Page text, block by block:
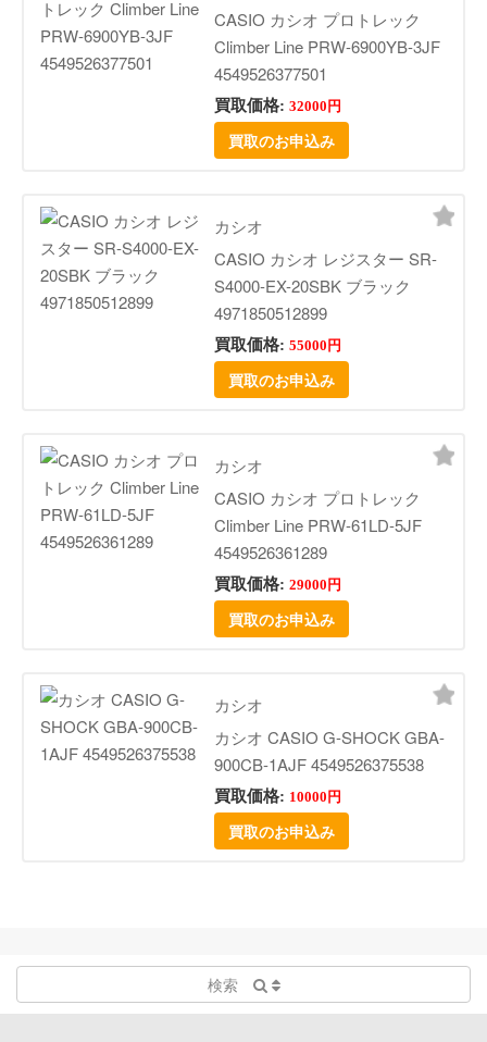
CASIO カシオ プロトレック
Climber Line PRW-6900YB-3JF
4549526377501
買取価格: 32000円
買取のお申込み
カシオ
CASIO カシオ レジスター SR-
S4000-EX-20SBK ブラック
4971850512899
買取価格: 55000円
買取のお申込み
カシオ
CASIO カシオ プロトレック
Climber Line PRW-61LD-5JF
4549526361289
買取価格: 29000円
買取のお申込み
カシオ
カシオ CASIO G-SHOCK GBA-
900CB-1AJF 4549526375538
買取価格: 10000円
買取のお申込み
検索